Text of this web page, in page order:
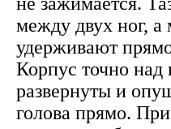
между двух ног,
удерживают
Корпус точно
развернуты и
голова прямо.